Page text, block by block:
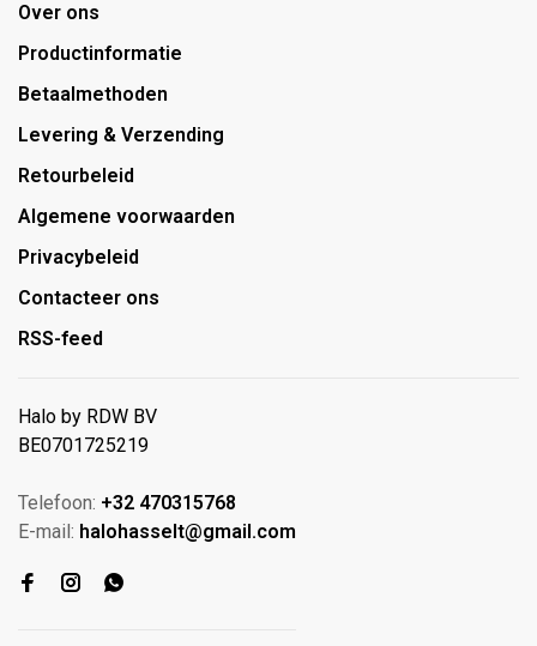
Over ons
Productinformatie
Betaalmethoden
Levering & Verzending
Retourbeleid
Algemene voorwaarden
Privacybeleid
Contacteer ons
RSS-feed
Halo by RDW BV
BE0701725219
Telefoon: +32 470315768
E-mail: halohasselt@gmail.com